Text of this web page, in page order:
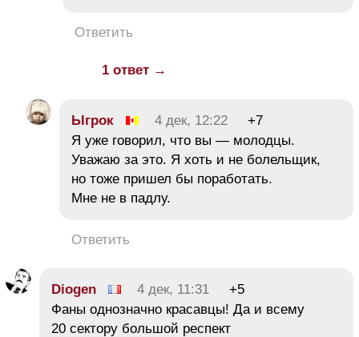
Ответить
1 ответ →
Ыгрок 4 дек, 12:22
+7
Я уже говорил, что вы — молодцы.
Уважаю за это. Я хоть и не болельщик,
но тоже пришел бы поработать.
Мне не в падлу.
Ответить
Diogen 4 дек, 11:31
+5
Фаны однозначно красавцы! Да и всему
20 сектору большой респект